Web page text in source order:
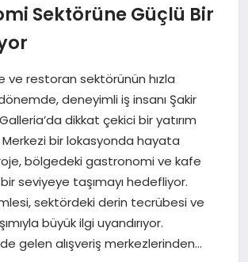
Sektörüne Güçlü Bir
ve restoran sektörünün hızla
deneyimli iş insanı Şakir
dikkat çekici bir yatırım
bir lokasyonda hayata
bölgedeki gastronomi ve kafe
seviyeye taşımayı hedefliyor.
sektördeki derin tecrübesi ve
büyük ilgi uyandırıyor.
gelen alışveriş merkezlerinden…